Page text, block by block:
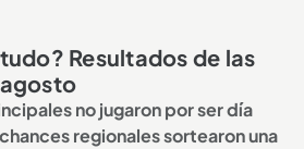
Resultados de las
no jugaron por ser día
regionales sortearon una